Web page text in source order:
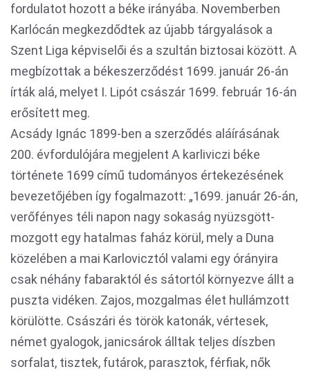
fordulatot hozott a béke irányába. Novemberben
Karlócán megkezdődtek az újabb tárgyalások a
Szent Liga képviselői és a szultán biztosai között. A
megbízottak a békeszerződést 1699. január 26-án
írták alá, melyet I. Lipót császár 1699. február 16-án
erősített meg.
Acsády Ignác 1899-ben a szerződés aláírásának
200. évfordulójára megjelent A karliviczi béke
története 1699 című tudományos értekezésének
bevezetőjében így fogalmazott: „1699. január 26-án,
verőfényes téli napon nagy sokaság nyüzsgött-
mozgott egy hatalmas faház körül, mely a Duna
közelében a mai Karlovicztól valami egy órányira
csak néhány fabaraktól és sátortól környezve állt a
puszta vidéken. Zajos, mozgalmas élet hullámzott
körülötte. Császári és török katonák, vértesek,
német gyalogok, janicsárok álltak teljes díszben
sorfalat, tisztek, futárok, parasztok, férfiak, nők